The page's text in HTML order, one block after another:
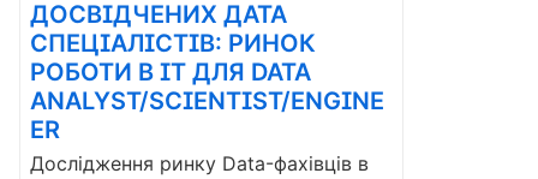
ДОСВІДЧЕНИХ ДАТА
СПЕЦІАЛІСТІВ: РИНОК
РОБОТИ В ІТ ДЛЯ DATA
ANALYST/SCIENTIST/ENGINE
ER
Дослідження ринку Data-фахівців в